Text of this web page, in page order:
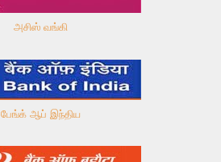
அசிஸ் வங்கி
பேங்க் ஆப் இந்திய